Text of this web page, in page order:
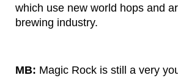
which use new world hops and
brewing industry.
MB: Magic Rock is still a very